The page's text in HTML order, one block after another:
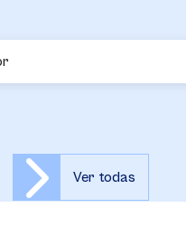
Ver todas